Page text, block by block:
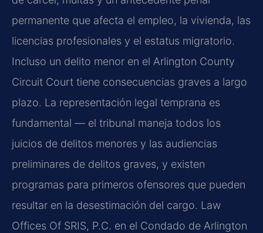
permanente que afecta el empleo, la vivienda, las
licencias profesionales y el estatus migratorio.
Incluso un delito menor en el Arlington County
Circuit Court tiene consecuencias graves a largo
plazo. La representación legal temprana es
fundamental — el tribunal maneja todos los
juicios de delitos menores y las audiencias
preliminares de delitos graves, y existen
programas para primeros ofensores que pueden
resultar en la desestimación del cargo. Law
Offices Of SRIS, P.C. en el Condado de Arlington